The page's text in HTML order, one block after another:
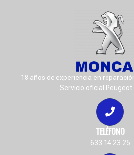
18 años de experiencia en
Servicio oficial Peugeot
TELÉFONO
633 14 23 25